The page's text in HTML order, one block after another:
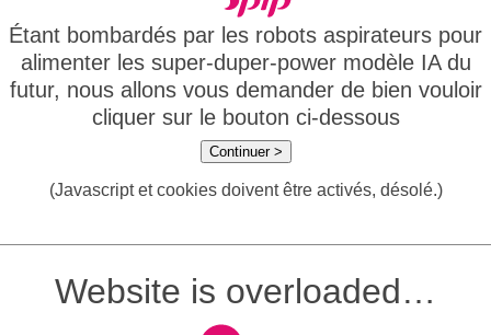
Étant bombardés par les robots aspirateurs pour
alimenter les super-duper-power modèle IA du
futur, nous allons vous demander de bien vouloir
cliquer sur le bouton ci-dessous
Continuer >
(Javascript et cookies doivent être activés, désolé.)
Website is overloaded…